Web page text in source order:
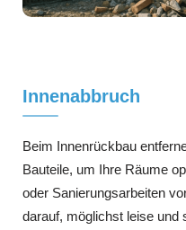
Innenabbruch
Beim Innenrückbau
Bauteile, um Ihre Räume
oder Sanierungsarbeiten
darauf, möglichst leise und